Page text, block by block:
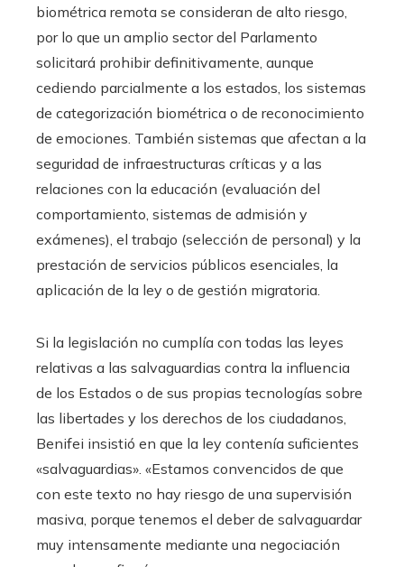
biométrica remota se consideran de alto riesgo,
por lo que un amplio sector del Parlamento
solicitará prohibir definitivamente, aunque
cediendo parcialmente a los estados, los sistemas
de categorización biométrica o de reconocimiento
de emociones. También sistemas que afectan a la
seguridad de infraestructuras críticas y a las
relaciones con la educación (evaluación del
comportamiento, sistemas de admisión y
exámenes), el trabajo (selección de personal) y la
prestación de servicios públicos esenciales, la
aplicación de la ley o de gestión migratoria.
Si la legislación no cumplía con todas las leyes
relativas a las salvaguardias contra la influencia
de los Estados o de sus propias tecnologías sobre
las libertades y los derechos de los ciudadanos,
Benifei insistió en que la ley contenía suficientes
«salvaguardias». «Estamos convencidos de que
con este texto no hay riesgo de una supervisión
masiva, porque tenemos el deber de salvaguardar
muy intensamente mediante una negociación